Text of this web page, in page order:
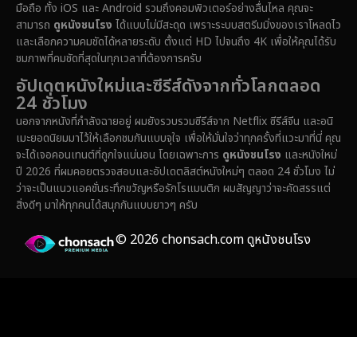
Epic มหากาพย์ (228)
Family ครอบครัว
Fantasy จินตนาการ (336)
Fiction (14)
Gothic
มือถือ ทั้ง iOS และ Android รวมถึงคอมพิวเตอร์อย่างลื่นไหล คุณจะ
สามารถ ดูหนังชนโรง ได้แบบไม่มีสะดุด เพราะระบบสตรีมมิ่งของเราโหลดไว
และเลือกความคมชัดได้หลายระดับ ตั้งแต่ HD ไปจนถึง 4K เพื่อให้คุณได้รับ
ชมภาพที่คมชัดที่สุดในทุกเวลาที่ต้องการครับ
อัปเดตหนังใหม่และซีรีส์ดังจากทั่วโลกตลอด
24 ชั่วโมง
นอกจากหนังที่กำลังฉายอยู่ ผมยังรวบรวมซีรีส์จาก Netflix ซีรีส์จีน และอนิ
เมะยอดนิยมมาไว้ให้เลือกชมกันแบบจุใจ เพื่อให้มั่นใจว่าทุกครั้งที่แวะมาที่นี่ คุณ
จะได้เจอคอนเทนต์ที่ถูกใจแน่นอน โดยเฉพาะการ ดูหนังชนโรง และหนังใหม่
ปี 2026 ที่ผมคอยตรวจสอบและอัปเดตลิสต์หนังใหม่ๆ ตลอด 24 ชั่วโมง ไม่
ว่าจะเป็นแนวแอคชั่นระทึกขวัญหรือรักโรแมนติก ผมสัญญาว่าจะคัดสรรแต่
สิ่งดีๆ มาให้ทุกคนได้สนุกกันแบบยาวๆ ครับ
© 2026 chonsach.com ดูหนังชนโรง